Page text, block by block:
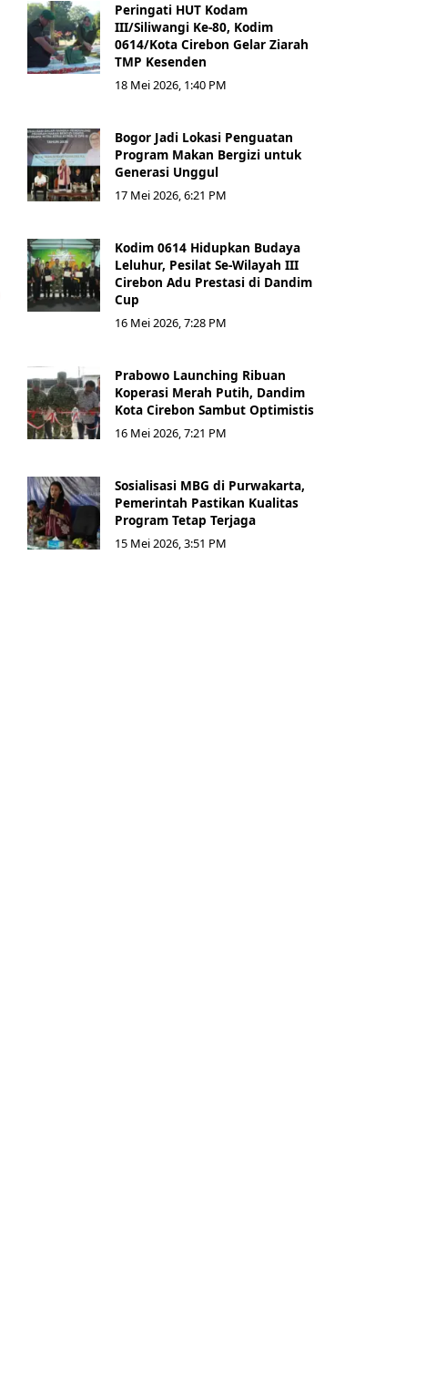
Peringati HUT Kodam
III/Siliwangi Ke-80, Kodim
0614/Kota Cirebon Gelar Ziarah
TMP Kesenden
18 Mei 2026, 1:40 PM
Bogor Jadi Lokasi Penguatan
Program Makan Bergizi untuk
Generasi Unggul
17 Mei 2026, 6:21 PM
Kodim 0614 Hidupkan Budaya
Leluhur, Pesilat Se-Wilayah III
Cirebon Adu Prestasi di Dandim
Cup
16 Mei 2026, 7:28 PM
Prabowo Launching Ribuan
Koperasi Merah Putih, Dandim
Kota Cirebon Sambut Optimistis
16 Mei 2026, 7:21 PM
Sosialisasi MBG di Purwakarta,
Pemerintah Pastikan Kualitas
Program Tetap Terjaga
15 Mei 2026, 3:51 PM